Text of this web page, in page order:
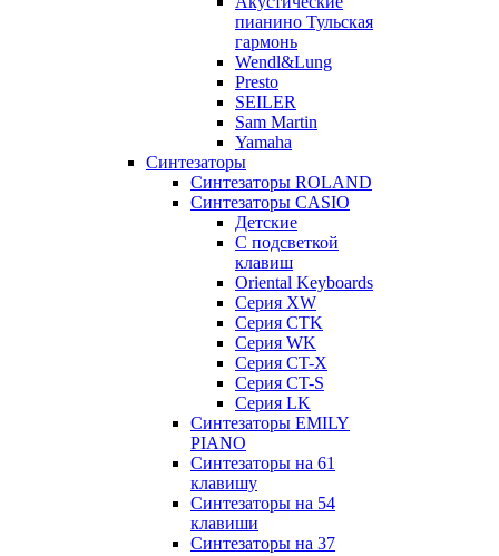
пианино Тульская
гармонь
Wendl&Lung
Presto
SEILER
Sam Martin
Yamaha
Синтезаторы
Синтезаторы ROLAND
Синтезаторы CASIO
Детские
С подсветкой
клавиш
Oriental Keyboards
Cерия XW
Серия CTK
Серия WK
Серия CT-X
Серия CT-S
Серия LK
Синтезаторы EMILY
PIANO
Синтезаторы на 61
клавишу
Синтезаторы на 54
клавиши
Синтезаторы на 37